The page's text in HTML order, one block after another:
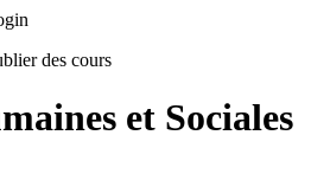
des cours
et Sociales